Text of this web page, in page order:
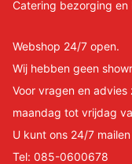
Catering bezorging
Webshop 24/7 open.
Wij hebben geen
Voor vragen en
maandag tot vrijdag
U kunt ons 24/7
Tel: 085-0600678